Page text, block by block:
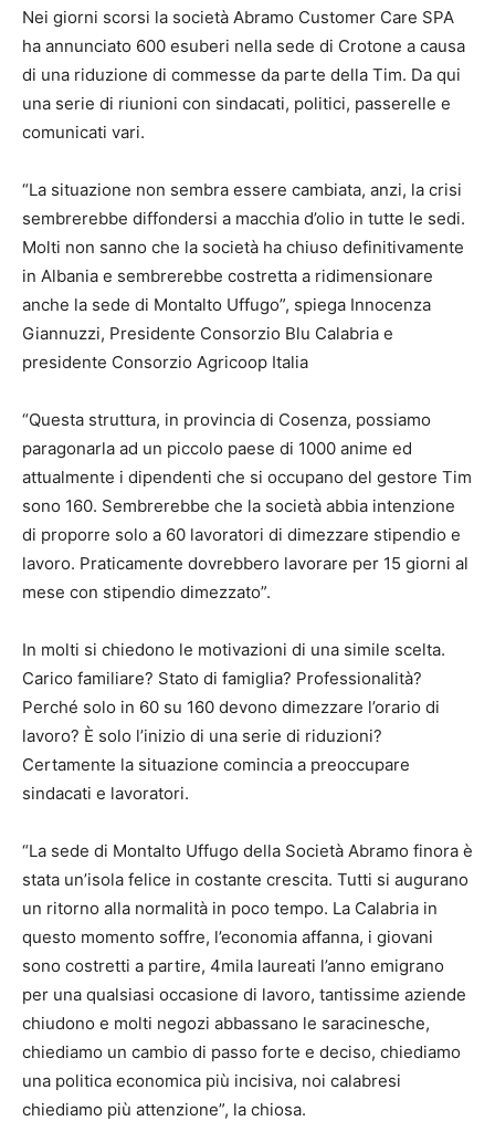
Nei giorni scorsi la società Abramo Customer Care SPA
ha annunciato 600 esuberi nella sede di Crotone a causa
di una riduzione di commesse da parte della Tim. Da qui
una serie di riunioni con sindacati, politici, passerelle e
comunicati vari.
“La situazione non sembra essere cambiata, anzi, la crisi
sembrerebbe diffondersi a macchia d’olio in tutte le sedi.
Molti non sanno che la società ha chiuso definitivamente
in Albania e sembrerebbe costretta a ridimensionare
anche la sede di Montalto Uffugo”, spiega Innocenza
Giannuzzi, Presidente Consorzio Blu Calabria e
presidente Consorzio Agricoop Italia
“Questa struttura, in provincia di Cosenza, possiamo
paragonarla ad un piccolo paese di 1000 anime ed
attualmente i dipendenti che si occupano del gestore Tim
sono 160. Sembrerebbe che la società abbia intenzione
di proporre solo a 60 lavoratori di dimezzare stipendio e
lavoro. Praticamente dovrebbero lavorare per 15 giorni al
mese con stipendio dimezzato”.
In molti si chiedono le motivazioni di una simile scelta.
Carico familiare? Stato di famiglia? Professionalità?
Perché solo in 60 su 160 devono dimezzare l’orario di
lavoro? È solo l’inizio di una serie di riduzioni?
Certamente la situazione comincia a preoccupare
sindacati e lavoratori.
“La sede di Montalto Uffugo della Società Abramo finora è
stata un’isola felice in costante crescita. Tutti si augurano
un ritorno alla normalità in poco tempo. La Calabria in
questo momento soffre, l’economia affanna, i giovani
sono costretti a partire, 4mila laureati l’anno emigrano
per una qualsiasi occasione di lavoro, tantissime aziende
chiudono e molti negozi abbassano le saracinesche,
chiediamo un cambio di passo forte e deciso, chiediamo
una politica economica più incisiva, noi calabresi
chiediamo più attenzione”, la chiosa.